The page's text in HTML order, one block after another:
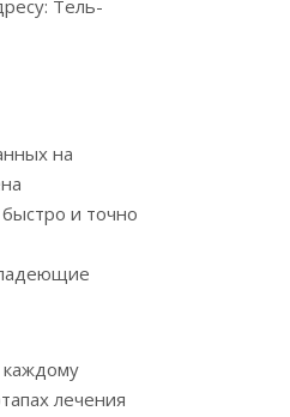
Тель-
на
и точно
каждому
лечения